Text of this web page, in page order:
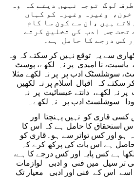
لوگ توجہ نہیں دیتے کہ وہ
وغیرہ وغیرہ کو کہاں
ہیں ،ان سے کون سا کام
تحت جس ادب کی تخلیق کرتے
کس درجے کا حامل ہے۔
سے یہ توقع نہیں کر سکتے کہ وہ
یاسیت، نا امیدی پر نہ لکھے، پوسٹ
سوشلسٹک ادب پر پر نہ لکھے مثلا
سکتے کہ اقبال اسلام پر نہ لکھیں
پر نہ لکھے، دانتے عیسائیت پر نہ
سوشلسٹ ادب پر نہ لکھے۔
قاری کو نہیں پہنچتا اور
استحقاق کا حامل ہے کہ اس کا
ہو اور کس تواتر سے ہو۔قاری کو
ہے اس بات کی پرکھ کرے کہ
ہے کس پایہ اور کس درجے کا ہے،
تر سیل میں فنی و ادبی لوازمات
اس کے فنی اور ادبی معیار تک